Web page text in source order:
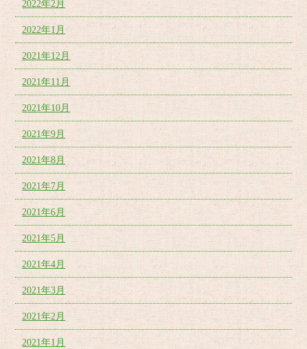
2022年2月
2022年1月
2021年12月
2021年11月
2021年10月
2021年9月
2021年8月
2021年7月
2021年6月
2021年5月
2021年4月
2021年3月
2021年2月
2021年1月